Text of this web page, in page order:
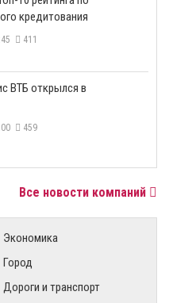
кредитования
411
ВТБ открылся в
459
Все новости компаний
Экономика
Город
Дороги и транспорт